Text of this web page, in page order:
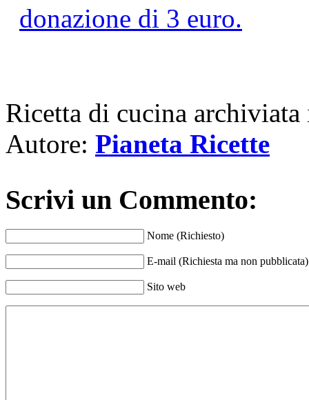
Ricetta di cucina
Autore: Pianeta Ricette
Scrivi un Commento:
Nome (Richiesto)
E-mail (Richiesta ma non pubblicata)
Sito web